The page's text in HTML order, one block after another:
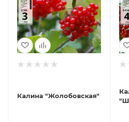
Калина "Жолобовская"